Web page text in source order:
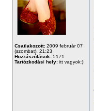
Csatlakozott: 2009 február 07
(szombat), 21:23
Hozzászólások: 5171
Tartózkodási hely: itt vagyok:)